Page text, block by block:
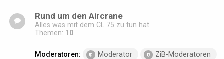
Rund um den Aircrane
Alles was mit dem CL 75 zu tun hat
Themen: 10
Moderatoren: Moderator ZiB-Moderatoren